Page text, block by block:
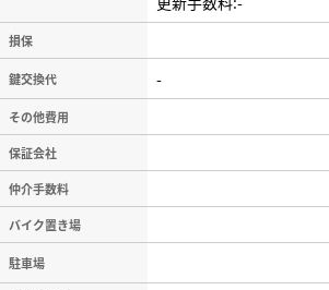
損保
鍵交換代 -
その他費用
保証会社
仲介手数料
バイク置き場
駐車場